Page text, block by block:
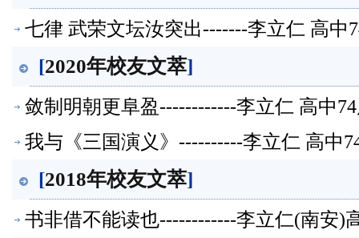
七律 武荣文坛汝突出-------李立仁 高
[2020年校友文萃]
敛制明朝更阜盈------------李立仁 高中
我与《三国演义》----------李立仁 高中
[2018年校友文萃]
书非借不能读也------------李立仁(南安)